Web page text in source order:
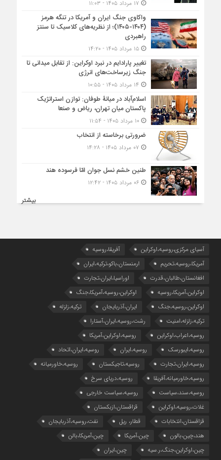
واکاوی جنگ ایران و آمریکا در تنگه هرمز
(۱۴۰۴-۱۴۰۵)؛ از نظریه‌های کلاسیک تا سنتز
راهبردی
۱۵ مرداد ۱۴۰۵ - ۱۴:۲۰
تغییر پارادایم در نبرد اوکراین: از تقابل میدانی تا
جنگ زیرساخت‌های انرژی
اسلام‌آباد در میانۀ طوفان: توازن استراتژیک
پاکستان میان تهران، ریاض و صنعا
۱۰ مرداد ۱۴۰۵ - ۱۱:۵۴
ضرورتی برخاسته از انتخاب
طنین خشم نسل جوان امّا فرسوده هند
۰۶ مرداد ۱۴۰۵ - ۱۲:۴۲
بیشتر
آسیای مرکزی،روسیه،اوکراین
آفریقا،روسیه
آمریکا،روسیه،تحریم
ارمنستان،باکو،ترکیه،ایران
افغانستان،طالبان،قدرت
اوراسیا،ایران،تجارت
اوکراین،آمریکا،روسیه
اوکراین،روسیه،آمریکا،جنگ
اوکراین،روسیه،جنگ
ایران،آذربایجان
ترکیه،زلزله
ترکیه،زلزله،امنیت
رشت،روسیه،ایران،آستارا
روسیه،اعراب،اوکراین
روسیه،اوکراین،آمریکا
روسیه،ایبورسک
روسیه،ایران
روسیه،ایران،اتحاد
روسیه،ایران،تجارت
روسیه،تاجیکستان
روسیه،خاورمیانه
روسیه،خاورمیانه،آفریقا
روسیه،دریای سرخ
روسیه،سند،سیاست
روسیه،سیاست خارجی
غلات،روسیه،اوکراین
قزاقستان،ازبکستان
قزاقستان،انتخابات
قطار، ریل
نفت،روسیه،آذربایجان
هند،چین،بالون
چین،آمریکا
چین،آمریکا،بالن
چین،اوکراین،جنگ،ر.سیه
چین،ایران